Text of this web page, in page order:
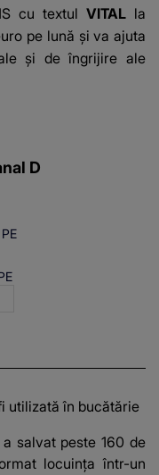
cu textul VITAL la
pe lună și va ajuta
și de îngrijire ale
D
utilizată în bucătărie
salvat peste 160 de
locuința într-un